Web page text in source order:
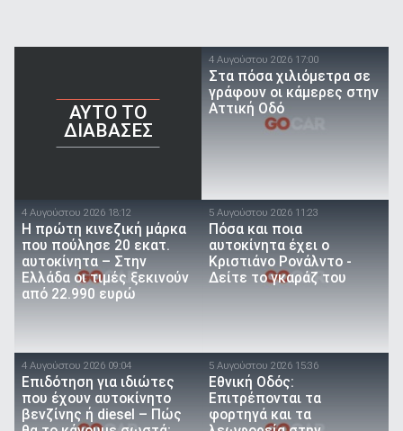
AYTO TO
ΔΙΑΒΑΣΕΣ
4 Αυγούστου 2026 17:00
Στα πόσα χιλιόμετρα σε
γράφουν οι κάμερες στην
Αττική Οδό
4 Αυγούστου 2026 18:12
Η πρώτη κινεζική μάρκα
που πούλησε 20 εκατ.
αυτοκίνητα – Στην
Ελλάδα οι τιμές ξεκινούν
από 22.990 ευρώ
5 Αυγούστου 2026 11:23
Πόσα και ποια
αυτοκίνητα έχει ο
Κριστιάνο Ρονάλντο -
Δείτε το γκαράζ του
4 Αυγούστου 2026 09:04
Επιδότηση για ιδιώτες
που έχουν αυτοκίνητο
βενζίνης ή diesel – Πώς
5 Αυγούστου 2026 15:36
Εθνική Οδός:
Επιτρέπονται τα
φορτηγά και τα